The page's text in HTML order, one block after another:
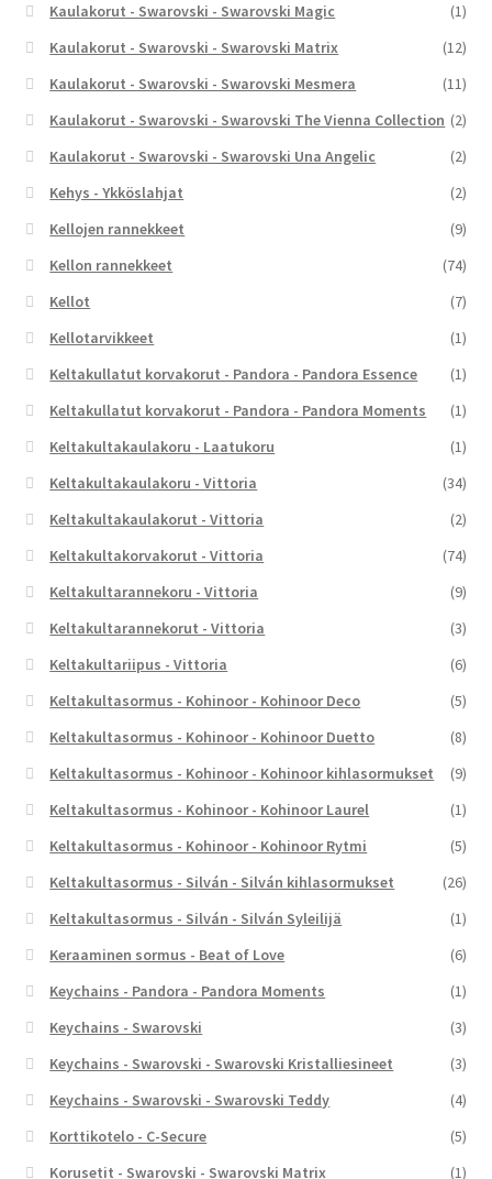
Kaulakorut - Swarovski - Swarovski Magic
(1)
Kaulakorut - Swarovski - Swarovski Matrix
(12)
Kaulakorut - Swarovski - Swarovski Mesmera
(11)
Kaulakorut - Swarovski - Swarovski The Vienna Collection (2)
Kaulakorut - Swarovski - Swarovski Una Angelic
(2)
Kehys - Ykköslahjat
(2)
Kellojen rannekkeet
(9)
Kellon rannekkeet
(74)
Kellot
(7)
Kellotarvikkeet
(1)
Keltakullatut korvakorut - Pandora - Pandora Essence
(1)
Keltakullatut korvakorut - Pandora - Pandora Moments
(1)
Keltakultakaulakoru - Laatukoru
(1)
Keltakultakaulakoru - Vittoria
(34)
Keltakultakaulakorut - Vittoria
(2)
Keltakultakorvakorut - Vittoria
(74)
Keltakultarannekoru - Vittoria
(9)
Keltakultarannekorut - Vittoria
(3)
Keltakultariipus - Vittoria
(6)
Keltakultasormus - Kohinoor - Kohinoor Deco
(5)
Keltakultasormus - Kohinoor - Kohinoor Duetto
(8)
Keltakultasormus - Kohinoor - Kohinoor kihlasormukset
(9)
Keltakultasormus - Kohinoor - Kohinoor Laurel
(1)
Keltakultasormus - Kohinoor - Kohinoor Rytmi
(5)
Keltakultasormus - Silván - Silván kihlasormukset
(26)
Keltakultasormus - Silván - Silván Syleilijä
(1)
Keraaminen sormus - Beat of Love
(6)
Keychains - Pandora - Pandora Moments
(1)
Keychains - Swarovski
(3)
Keychains - Swarovski - Swarovski Kristalliesineet
(3)
Keychains - Swarovski - Swarovski Teddy
(4)
Korttikotelo - C-Secure
(5)
Korusetit - Swarovski - Swarovski Matrix
(1)